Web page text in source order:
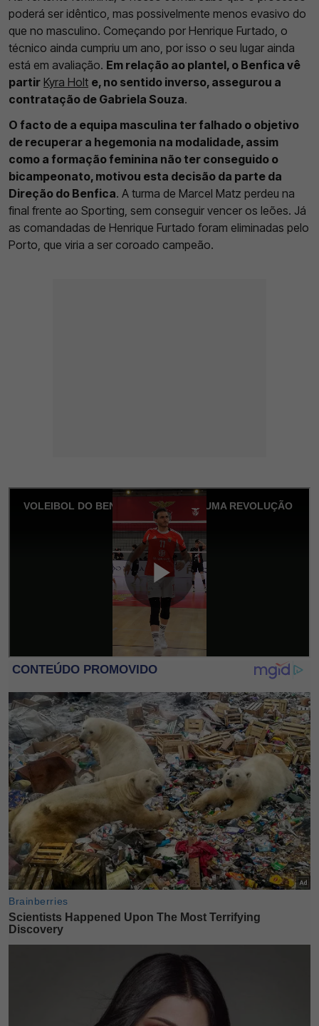
poderá ser idêntico, mas possivelmente menos evasivo do
que no masculino. Começando por Henrique Furtado, o
técnico ainda cumpriu um ano, por isso o seu lugar ainda
está em avaliação. Em relação ao plantel, o Benfica vê
partir Kyra Holt e, no sentido inverso, assegurou a
contratação de Gabriela Souza.
O facto de a equipa masculina ter falhado o objetivo
de recuperar a hegemonia na modalidade, assim
como a formação feminina não ter conseguido o
bicampeonato, motivou esta decisão da parte da
Direção do Benfica. A turma de Marcel Matz perdeu na
final frente ao Sporting, sem conseguir vencer os leões. Já
as comandadas de Henrique Furtado foram eliminadas pelo
Porto, que viria a ser coroado campeão.